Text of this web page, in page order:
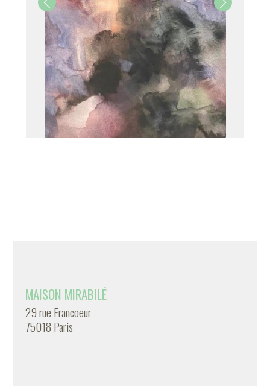
MAISON MIRABILĒ
29 rue Francoeur
75018 Paris